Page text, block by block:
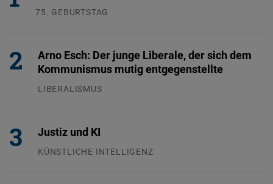
75. GEBURTSTAG
Arno Esch: Der junge Liberale, der sich dem
Kommunismus mutig entgegenstellte
LIBERALISMUS
Justiz und KI
KÜNSTLICHE INTELLIGENZ
Cloudinary
Flickr
Embed
Podigee